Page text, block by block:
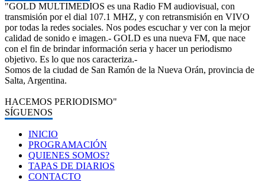
"GOLD MULTIMEDIOS es una Radio FM audiovisual, con
transmisión por el dial 107.1 MHZ, y con retransmisión en VIVO
por todas la redes sociales. Nos podes escuchar y ver con la mejor
calidad de sonido e imagen.- GOLD es una nueva FM, que nace
con el fin de brindar información seria y hacer un periodismo
objetivo. Es lo que nos caracteriza.-
Somos de la ciudad de San Ramón de la Nueva Orán, provincia de
Salta, Argentina.
HACEMOS PERIODISMO"
SÍGUENOS
INICIO
PROGRAMACIÓN
QUIENES SOMOS?
TAPAS DE DIARIOS
CONTACTO